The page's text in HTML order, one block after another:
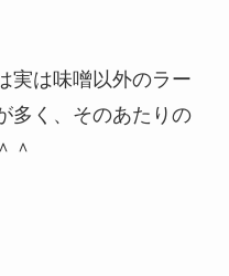
実は味噌以外のラー
多く、そのあたりの
＾